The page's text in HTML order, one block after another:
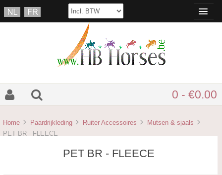
0 - €0.00
Home Paardrijkleding Ruiter Accessoires
Mutsen & sjaals
PET BR - FLEECE
PET BR - FLEECE